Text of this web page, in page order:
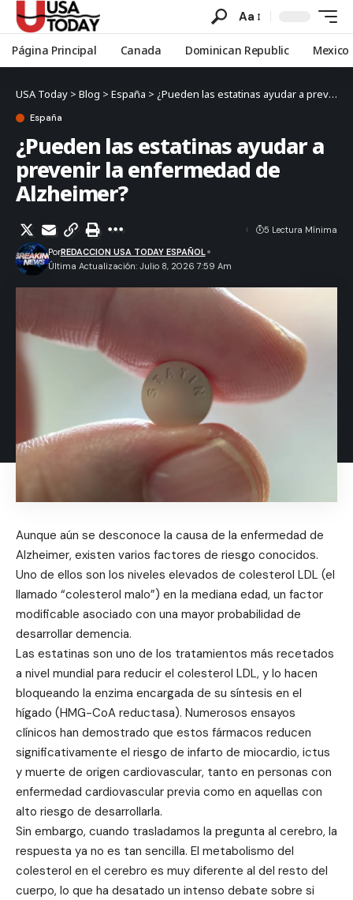
Aa
Página Principal Canada Dominican Republic Mexico
USA Today > Blog > España > ¿Pueden las estatinas ayudar a prevenir la enfermedad de Alzheimer?
España
¿Pueden las estatinas ayudar a
prevenir la enfermedad de
Alzheimer?
Última Actualización: Julio 8, 2026 7:59 Am
PorREDACCION USA TODAY ESPAÑOL
5 Lectura Mínima
Aunque aún se desconoce la causa de la enfermedad de
Alzheimer, existen varios factores de riesgo conocidos.
Uno de ellos son los niveles elevados de colesterol LDL (el
llamado “colesterol malo”) en la mediana edad, un factor
modificable asociado con una mayor probabilidad de
desarrollar demencia.
Las estatinas son uno de los tratamientos más recetados
a nivel mundial para reducir el colesterol LDL, y lo hacen
bloqueando la enzima encargada de su síntesis en el
hígado (HMG-CoA reductasa). Numerosos ensayos
clínicos han demostrado que estos fármacos reducen
significativamente el riesgo de infarto de miocardio, ictus
y muerte de origen cardiovascular, tanto en personas con
enfermedad cardiovascular previa como en aquellas con
alto riesgo de desarrollarla.
Sin embargo, cuando trasladamos la pregunta al cerebro, la
respuesta ya no es tan sencilla. El metabolismo del
colesterol en el cerebro es muy diferente al del resto del
cuerpo, lo que ha desatado un intenso debate sobre si